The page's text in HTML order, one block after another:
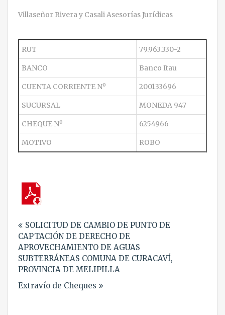
Villaseñor Rivera y Casali Asesorías Jurídicas
RUT 79.963.330-2
BANCO Banco Itau
CUENTA CORRIENTE Nº 200133696
SUCURSAL MONEDA 947
CHEQUE Nº 6254966
MOTIVO ROBO
de
entradas
SOLICITUD DE CAMBIO DE PUNTO DE
CAPTACIÓN DE DERECHO DE
APROVECHAMIENTO DE AGUAS
SUBTERRÁNEAS COMUNA DE CURACAVÍ,
PROVINCIA DE MELIPILLA
Extravío de Cheques